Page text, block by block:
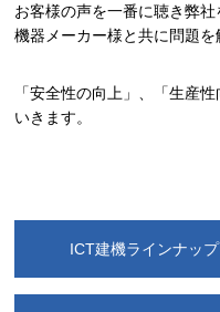
お客様の声を一番に聴き弊
機器メーカー様と共に問題を
「安全性の向上」、「生産
いきます。
ICT建機ラインナッ